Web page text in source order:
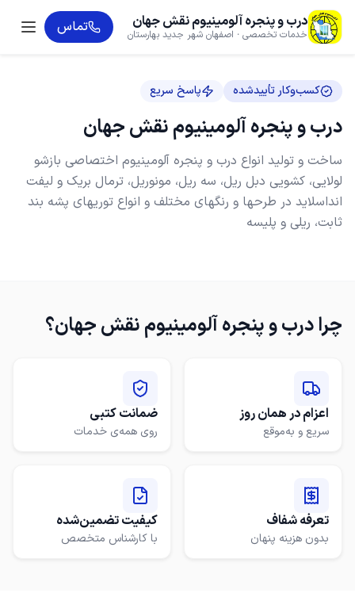
درب و پنجره آلومینیوم نقش جهان
خدمات تخصصی · اصفهان شهر جدید بهارستان تماس
کسب‌وکار تأییدشده پاسخ سریع
درب و پنجره آلومینیوم نقش جهان
ساخت و تولید انواع درب و پنجره آلومینیوم اختصاصی بازشو
لولایی، کشویی دبل ریل، سه ریل، مونوریل، ترمال بریک و لیفت
انداسلاید در طرحها و رنگهای مختلف و انواع توریهای پشه بند
ثابت، ریلی و پلیسه
چرادرب و پنجره آلومینیوم نقش جهان؟
اعزام در همان روز
سریع و به‌موقع
ضمانت کتبی
روی همه‌ی خدمات
تعرفه شفاف
بدون هزینه پنهان
کیفیت تضمین‌شده
با کارشناس متخصص